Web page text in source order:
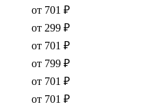
от 701 ₽
от 299 ₽
от 701 ₽
от 799 ₽
от 701 ₽
от 701 ₽